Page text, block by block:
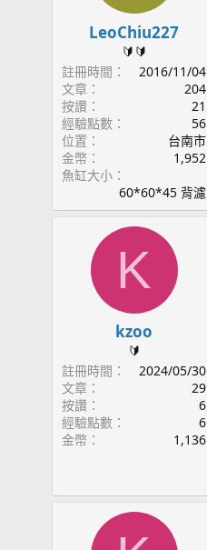
LeoChiu227
🔰🔰
註冊時間
2016/11/04
文章
204
按讚
21
經驗點數
56
位置
台南市
金幣
1,952
魚缸大小
60*60*45 背濾
K
kzoo
🔰
註冊時間
2024/05/30
文章
29
按讚
6
經驗點數
6
金幣
1,136